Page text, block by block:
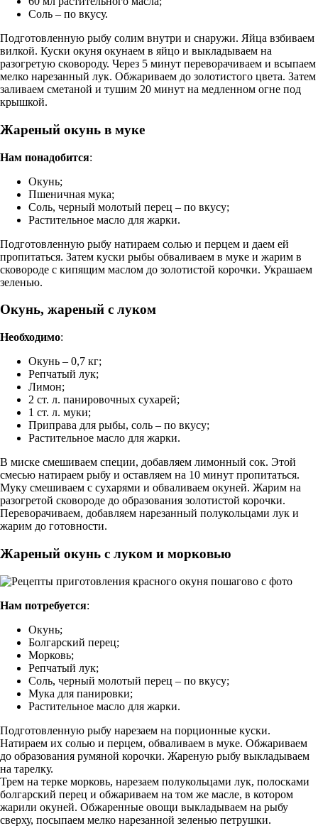
Соль – по вкусу.
Подготовленную рыбу солим внутри и снаружи. Яйца взбиваем
вилкой. Куски окуня окунаем в яйцо и выкладываем на
разогретую сковороду. Через 5 минут переворачиваем и всыпаем
мелко нарезанный лук. Обжариваем до золотистого цвета. Затем
заливаем сметаной и тушим 20 минут на медленном огне под
крышкой.
Жареный окунь в муке
Нам понадобится:
Окунь;
Пшеничная мука;
Соль, черный молотый перец – по вкусу;
Растительное масло для жарки.
Подготовленную рыбу натираем солью и перцем и даем ей
пропитаться. Затем куски рыбы обваливаем в муке и жарим в
сковороде с кипящим маслом до золотистой корочки. Украшаем
зеленью.
Окунь, жареный с луком
Необходимо:
Окунь – 0,7 кг;
Репчатый лук;
Лимон;
2 ст. л. панировочных сухарей;
1 ст. л. муки;
Приправа для рыбы, соль – по вкусу;
Растительное масло для жарки.
В миске смешиваем специи, добавляем лимонный сок. Этой
смесью натираем рыбу и оставляем на 10 минут пропитаться.
Муку смешиваем с сухарями и обваливаем окуней. Жарим на
разогретой сковороде до образования золотистой корочки.
Переворачиваем, добавляем нарезанный полукольцами лук и
жарим до готовности.
Жареный окунь с луком и морковью
Нам потребуется:
Окунь;
Болгарский перец;
Морковь;
Репчатый лук;
Соль, черный молотый перец – по вкусу;
Мука для панировки;
Растительное масло для жарки.
Подготовленную рыбу нарезаем на порционные куски.
Натираем их солью и перцем, обваливаем в муке. Обжариваем
до образования румяной корочки. Жареную рыбу выкладываем
на тарелку.
Трем на терке морковь, нарезаем полукольцами лук, полосками
болгарский перец и обжариваем на том же масле, в котором
жарили окуней. Обжаренные овощи выкладываем на рыбу
сверху, посыпаем мелко нарезанной зеленью петрушки.